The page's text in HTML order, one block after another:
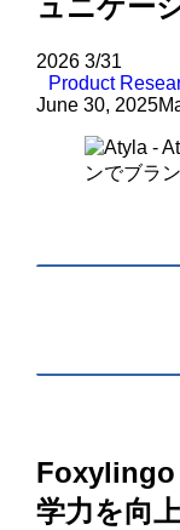
ュニケー
2026 3/31
Product
June 30, 2025
Foxylingo
学力を向